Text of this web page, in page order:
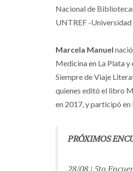
Nacional de
UNTREF -
Marcela Manuel
Medicina en La Plata
Siempre de Viaje
quienes editó el libro
en 2017, y participó
PRÓXIMOS
28/08 | 5to